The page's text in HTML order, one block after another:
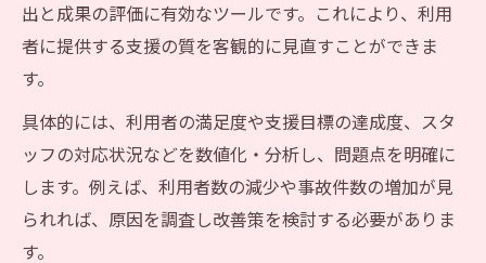
出と成果の評価に有効なツールです。これにより、利用
者に提供する支援の質を客観的に見直すことができま
す。
具体的には、利用者の満足度や支援目標の達成度、スタ
ッフの対応状況などを数値化・分析し、問題点を明確に
します。例えば、利用者数の減少や事故件数の増加が見
られれば、原因を調査し改善策を検討する必要がありま
す。